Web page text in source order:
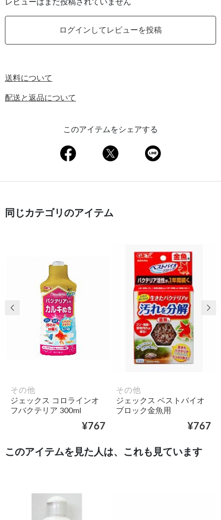
レビューはまだ投稿されていません
ログインしてレビューを投稿
送料について
配送と返品について
このアイテムをシェアする
同じカテゴリのアイテム
その他
ジェックス コロラインオ
フバクテリア 300ml
¥767
その他
ジェックス ベストバイオ
ブロック金魚用
¥767
前の画像 次
このアイテムを見た人は、これも見ています